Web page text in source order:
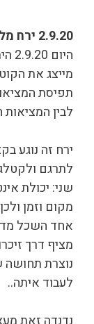
2.9.20 ירח מלא על ציר בתולה/דגים
מייצג את
תפיסת
לבין המציאות
ירח זה נוגע
לתרגם
שני: יכולת
מקום וזמן
אחד השכל
מציף דרך
נוצרת
לעבוד איתה..